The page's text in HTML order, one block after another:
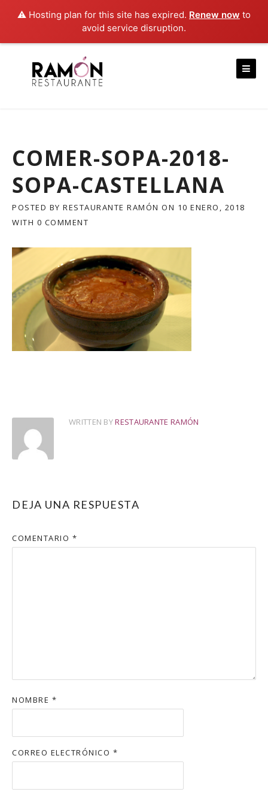
⚠️ Hosting plan for this site has expired. Renew now to
avoid service disruption.
COMER-SOPA-2018-
SOPA-CASTELLANA
POSTED BY RESTAURANTE RAMÓN ON 10 ENERO, 2018
WITH 0 COMMENT
WRITTEN BYRESTAURANTE RAMÓN
DEJA UNA RESPUESTA
COMENTARIO *
NOMBRE *
CORREO ELECTRÓNICO *